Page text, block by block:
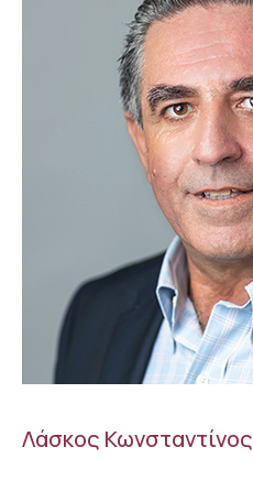
Λάσκος Κωνσταντίνος